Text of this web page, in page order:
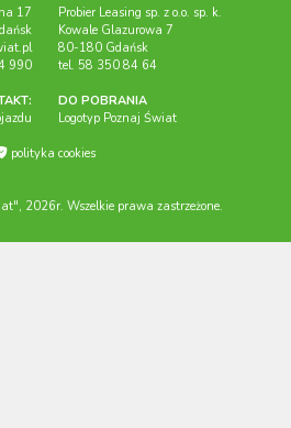
17
990
Probier Leasing sp. z o.o. sp. k.
Kowale Glazurowa 7
80-180 Gdańsk
tel. 58 350 84 64
DO POBRANIA
Logotyp Poznaj Świat
polityka cookies
2026r. Wszelkie prawa zastrzeżone.